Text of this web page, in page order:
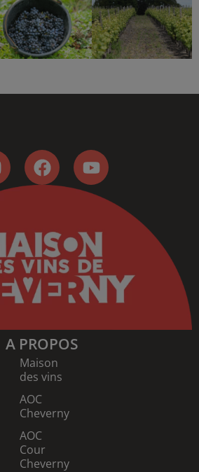
A PROPOS
Maison
des vins
AOC
Cheverny
AOC
Cour
Cheverny